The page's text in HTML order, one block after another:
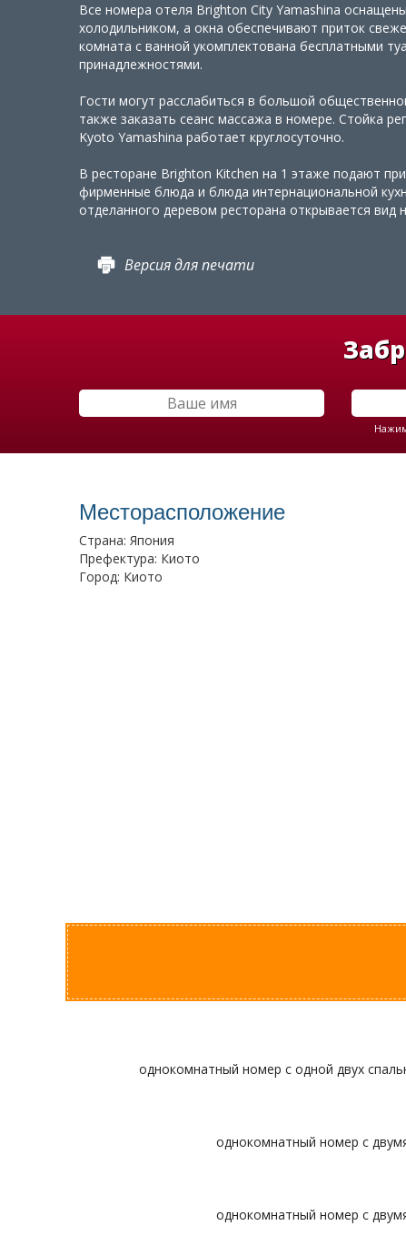
Все номера отеля Brighton City Yamashina
холодильником, а окна обеспечивают приток
комната с ванной укомплектована бесплатными
принадлежностями.
Гости могут расслабиться в большой
также заказать сеанс массажа в номере. Стойка
Kyoto Yamashina работает круглосуточно.
В ресторане Brighton Kitchen на 1 этаже подают
фирменные блюда и блюда интернациональной
отделанного деревом ресторана открывается вид
Версия для печати
Месторасположение
Страна: Япония
Префектура: Киото
Город: Киото
однокомнатный номер с одной двух
однокомнатный номер с
однокомнатный номер с